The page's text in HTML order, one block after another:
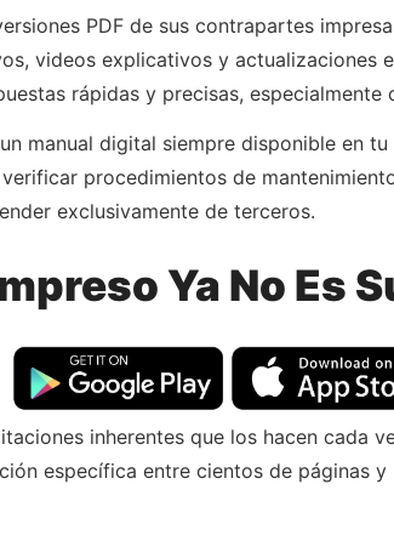
PDF de sus contrapartes
videos explicativos y actualizaciones
rápidas y precisas,
manual digital siempre disponible en
procedimientos de
exclusivamente de terceros.
Ya No Es
inherentes que los hacen cada
específica entre cientos de páginas